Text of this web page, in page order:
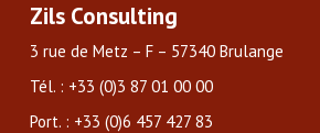
Zils Consulting
3 rue de Metz – F – 57340 Brulange
Tél. : +33 (0)3 87 01 00 00
Port. : +33 (0)6 457 427 83